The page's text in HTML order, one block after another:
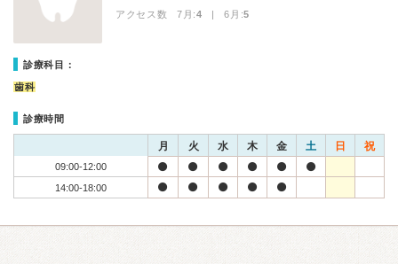
アクセス数 7月:4 | 6月:5
診療科目：
歯科
診療時間
月 火 水 木 金 土 日 祝
09:00-12:00
14:00-18:00